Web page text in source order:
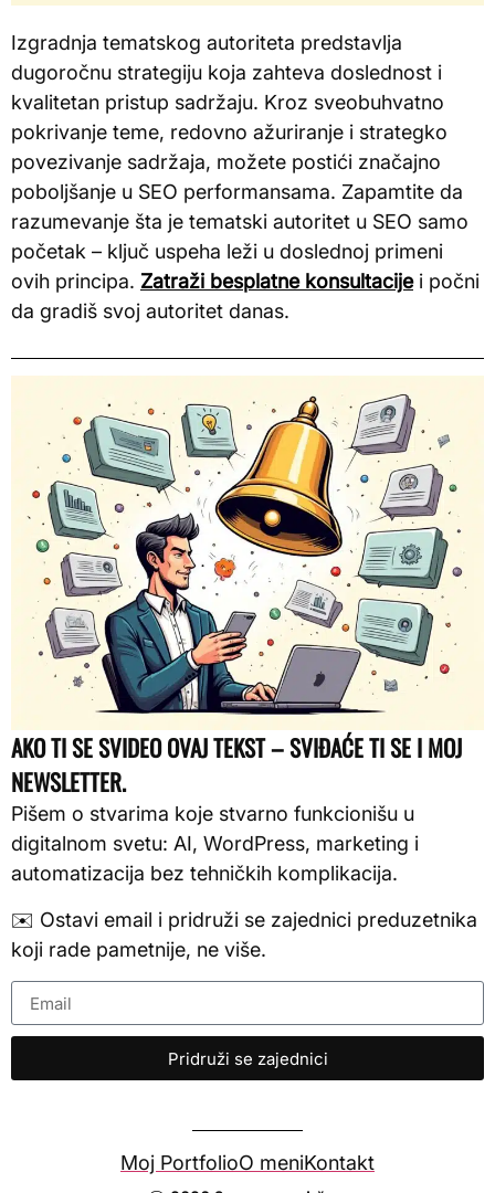
Izgradnja tematskog autoriteta predstavlja
dugoročnu strategiju koja zahteva doslednost i
kvalitetan pristup sadržaju. Kroz sveobuhvatno
pokrivanje teme, redovno ažuriranje i strategko
povezivanje sadržaja, možete postići značajno
poboljšanje u SEO performansama. Zapamtite da
razumevanje šta je tematski autoritet u SEO samo
početak – ključ uspeha leži u doslednoj primeni
ovih principa. Zatraži besplatne konsultacijei počni
da gradiš svoj autoritet danas.
AKO TI SE SVIDEO OVAJ TEKST – SVIĐAĆE TI SE I MOJ
NEWSLETTER.
Pišem o stvarima koje stvarno funkcionišu u
digitalnom svetu: AI, WordPress, marketing i
automatizacija bez tehničkih komplikacija.
✉️ Ostavi email i pridruži se zajednici preduzetnika
koji rade pametnije, ne više.
Pridruži se zajednici
Moj PortfolioO meniKontakt